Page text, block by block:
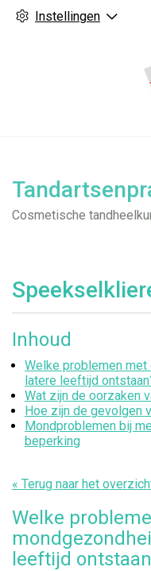
Instellingen
Cosmetische
Inhoud
Welke problemen met
latere leeftijd
Wat zijn de oorzaken
Hoe zijn de gevolgen
Mondproblemen bij
beperking
« Terug naar het
Welke
leeftijd